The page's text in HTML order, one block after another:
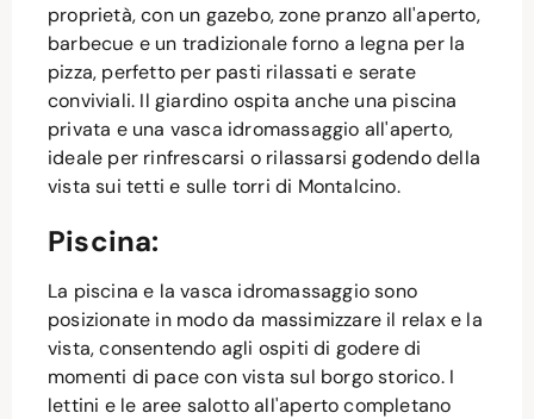
proprietà, con un gazebo, zone pranzo all'aperto,
barbecue e un tradizionale forno a legna per la
pizza, perfetto per pasti rilassati e serate
conviviali. Il giardino ospita anche una piscina
privata e una vasca idromassaggio all'aperto,
ideale per rinfrescarsi o rilassarsi godendo della
vista sui tetti e sulle torri di Montalcino.
Piscina:
La piscina e la vasca idromassaggio sono
posizionate in modo da massimizzare il relax e la
vista, consentendo agli ospiti di godere di
momenti di pace con vista sul borgo storico. I
lettini e le aree salotto all'aperto completano